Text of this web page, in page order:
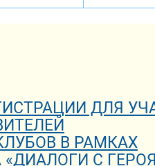
ДЛЯ
В РАМКАХ
С